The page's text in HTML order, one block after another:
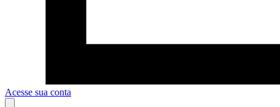
Acesse sua conta